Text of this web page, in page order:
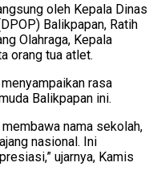
oleh Kepala Dinas
Balikpapan, Ratih
Olahraga, Kepala
orang tua atlet.
rasa
Balikpapan ini.
nama sekolah,
nasional. Ini
ujarnya, Kamis